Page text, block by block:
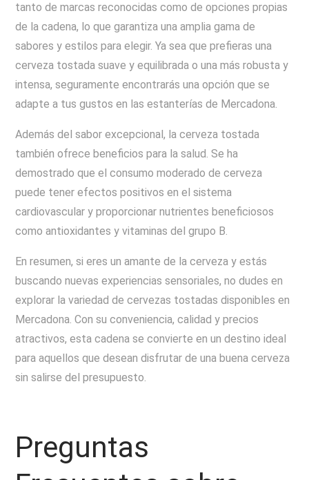
tanto de marcas reconocidas como de opciones propias
de la cadena, lo que garantiza una amplia gama de
sabores y estilos para elegir. Ya sea que prefieras una
cerveza tostada suave y equilibrada o una más robusta y
intensa, seguramente encontrarás una opción que se
adapte a tus gustos en las estanterías de Mercadona.
Además del sabor excepcional, la cerveza tostada
también ofrece beneficios para la salud. Se ha
demostrado que el consumo moderado de cerveza
puede tener efectos positivos en el sistema
cardiovascular y proporcionar nutrientes beneficiosos
como antioxidantes y vitaminas del grupo B.
En resumen, si eres un amante de la cerveza y estás
buscando nuevas experiencias sensoriales, no dudes en
explorar la variedad de cervezas tostadas disponibles en
Mercadona. Con su conveniencia, calidad y precios
atractivos, esta cadena se convierte en un destino ideal
para aquellos que desean disfrutar de una buena cerveza
sin salirse del presupuesto.
Preguntas